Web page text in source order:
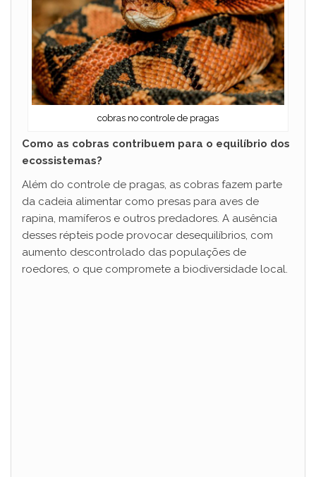
cobras no controle de pragas
Como as cobras contribuem para o equilíbrio dos
ecossistemas?
Além do controle de pragas, as cobras fazem parte
da cadeia alimentar como presas para aves de
rapina, mamíferos e outros predadores. A ausência
desses répteis pode provocar desequilíbrios, com
aumento descontrolado das populações de
roedores, o que compromete a biodiversidade local.